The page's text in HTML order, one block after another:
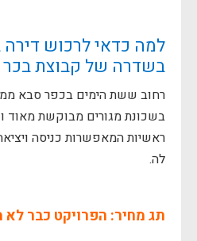
למה כדאי לרכוש
בשדרה של קבוצת
רחוב ששת הימים בכפר סבא
בשכונת מגורים מבוקשת מאוד
ראשיות המאפשרות כניסה
לה.
תג מחיר: הפרויקט כבר